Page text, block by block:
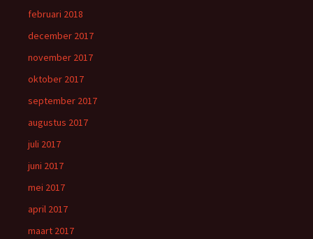
februari 2018
december 2017
november 2017
oktober 2017
september 2017
augustus 2017
juli 2017
juni 2017
mei 2017
april 2017
maart 2017